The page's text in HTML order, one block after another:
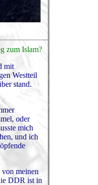
zum Islam?
mit
Westteil
stand.
oder
mich
und ich
meinen
DDR ist in